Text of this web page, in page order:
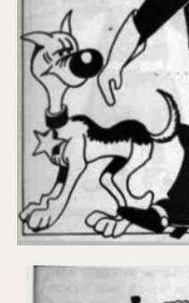
La
LES
LES NUMEROS DE